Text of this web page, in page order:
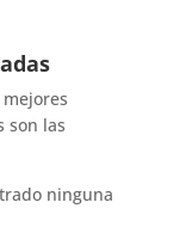
son las
ninguna